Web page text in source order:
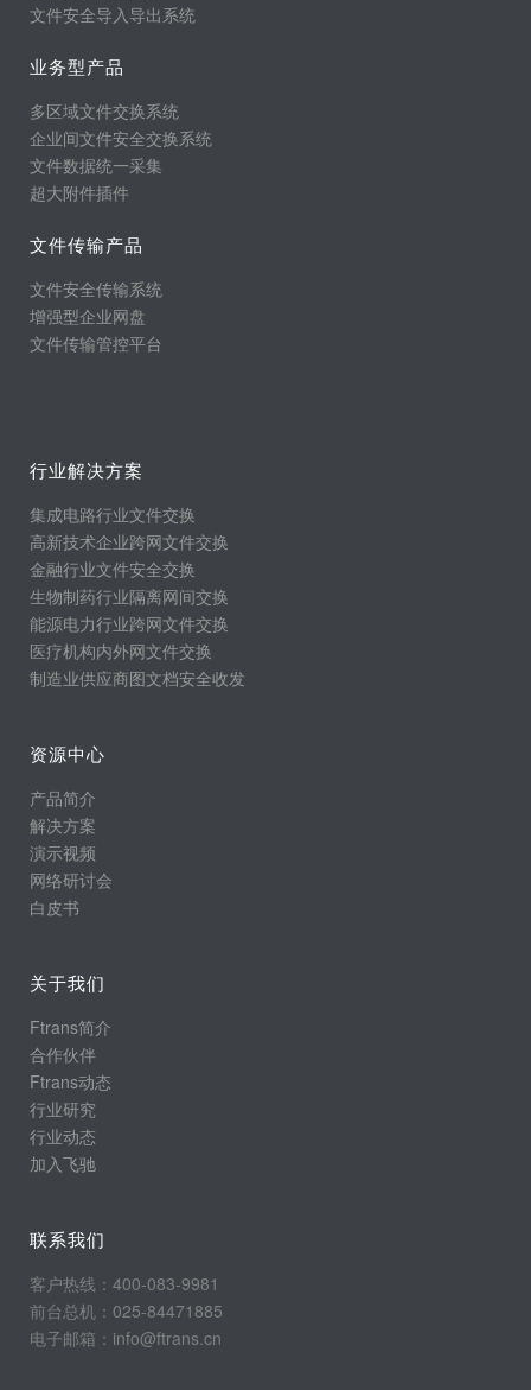
文件安全导入导出系统
业务型产品
多区域文件交换系统
企业间文件安全交换系统
文件数据统一采集
超大附件插件
文件传输产品
文件安全传输系统
增强型企业网盘
文件传输管控平台
行业解决方案
集成电路行业文件交换
高新技术企业跨网文件交换
金融行业文件安全交换
生物制药行业隔离网间交换
能源电力行业跨网文件交换
医疗机构内外网文件交换
制造业供应商图文档安全收发
资源中心
产品简介
解决方案
演示视频
网络研讨会
白皮书
关于我们
Ftrans简介
合作伙伴
Ftrans动态
行业研究
行业动态
加入飞驰
联系我们
客户热线：400-083-9981
前台总机：025-84471885
电子邮箱：info@ftrans.cn